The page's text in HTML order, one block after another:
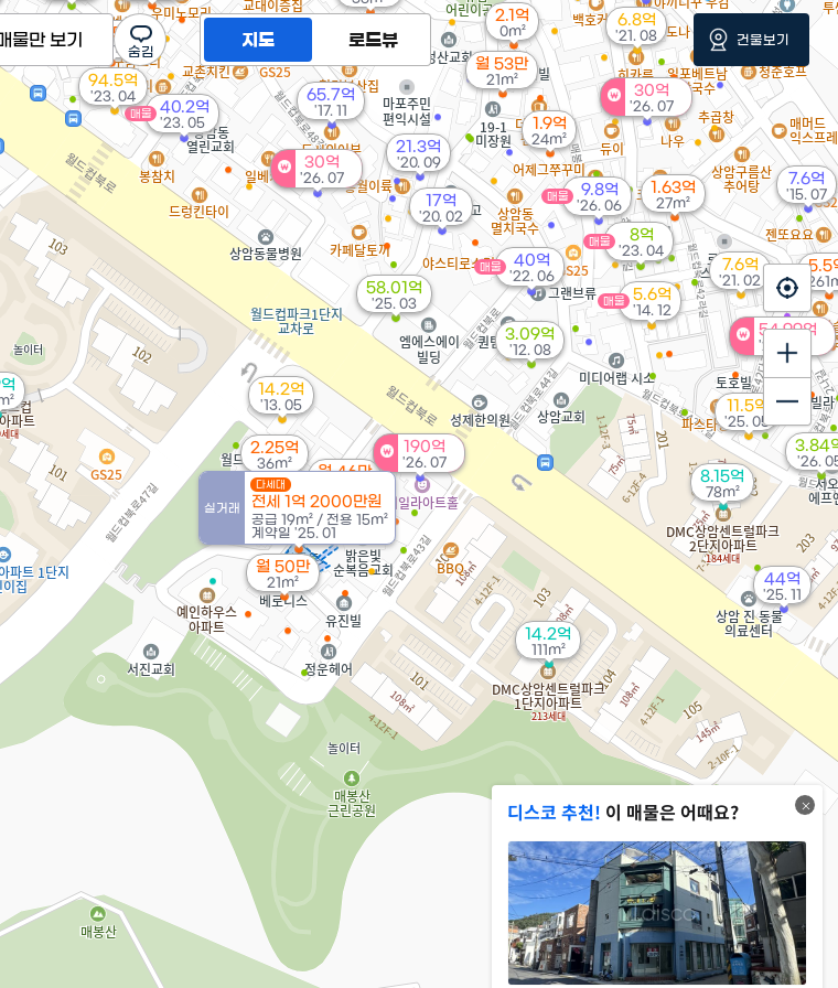
54.99억
'26. 08
40.2억
'23. 05
매물
월 53만
21m²
월 46만
14.2억
111m²
9.8억
'26. 06
매물
190억
'26. 07
40억
'22. 06
매물
30억
'26. 07
30억
'26. 07
5.6억
'14. 12
매물
월 45만
20m²
8억
'23. 04
매물
월 50만
21m²
8.15억
78m²
3.84
'26.
2.25억
36m²
44억
'25. 11
11.5억
'25. 05
58.01억
'25. 03
실거래
다세대
전세 1억 2000만원
공급 19m² / 전용 15m²
계약일 '25. 01
1.9억
24m²
94.5억
'23. 04
1.63억
27m²
6.8억
'21. 08
7.6억
'21. 02
21.3억
'20. 09
17억
'20. 02
5.5
65.7억
'17. 11
2.1억
0m²
7.6억
'15. 07
14.2억
'13. 05
3.09억
'12. 08
디스코 추천! 이 매물은 어때요?
지도 로드뷰
물만 보기 건물보기